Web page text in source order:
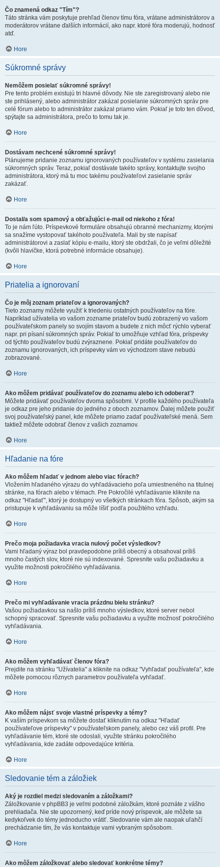
Čo znamená odkaz "Tím"?
Táto stránka vám poskytuje prehľad členov tímu fóra, vrátane administrátorov a
moderátorov vrátane ďalších informácií, ako napr. ktoré fóra moderujú, hodnosť
atď.
Hore
Súkromné správy
Nemôžem posielať súkromné správy!
Pre tento problém existujú tri hlavné dôvody. Nie ste zaregistrovaný alebo nie
ste prihlásený, alebo administrátor zakázal posielanie súkromných správ pre
celé fórum alebo to administrátor zakázal priamo vám. Pokiaľ je toto ten dôvod,
spýtajte sa administrátora, prečo to tomu tak je.
Hore
Dostávam nechcené súkromné správy!
Plánujeme pridanie zoznamu ignorovaných používateľov v systému zasielania
súkromných správ. Teraz, pokiaľ dostávate takéto správy, kontaktujte svojho
administrátora, ktorý má tu moc takému používateľovi zasielanie správ
zakázať.
Hore
Dostal/a som spamový a obťažujúci e-mail od niekoho z fóra!
To je nám ľúto. Príspevkové formuláre obsahujú obranné mechanizmy, ktorými
sa snažíme vystopovať takéhoto používateľa. Mali by ste napísať
administrátorovi a zaslať kópiu e-mailu, ktorý ste obdržali, čo je veľmi dôležité
(kvôli hlavičke, ktorá potrebné informácie obsahuje).
Hore
Priatelia a ignorovaní
Čo je môj zoznam priateľov a ignorovaných?
Tieto zoznamy môžete využiť k triedeniu ostatných používateľov na fóre.
Napríklad užívatelia vo vašom zozname priateľov budú zobrazený vo vašom
používateľskom panely so svojím stavom a budete z nich môcť rýchlo vyberať
napr. pri písaní súkromných správ. Pokiaľ to umožňuje vzhľad fóra, príspevky
od týchto používateľov budú zvýraznene. Pokiaľ pridáte používateľov do
zoznamu ignorovaných, ich príspevky vám vo východzom stave nebudú
zobrazované.
Hore
Ako môžem pridávať používateľov do zoznamu alebo ich odoberať?
Môžete pridávať používateľov dvoma spôsobmi. V profile každého používateľa
je odkaz pre jeho pridanie do jedného z oboch zoznamov. Ďalej môžete použiť
svoj používateľský panel, kde môžete priamo zadať používateľské mená. Sem
taktiež môžete odobrať členov z vašich zoznamov.
Hore
Hľadanie na fóre
Ako môžem hľadať v jednom alebo viac fórach?
Vložením hľadaného výrazu do vyhľadávacieho poľa umiestneného na titulnej
stránke, na fórach alebo v témach. Pre Pokročilé vyhľadávanie kliknite na
odkaz "Hľadať", ktorý je dostupný vo všetkých stránkach fóra. Spôsob, akým sa
pristupuje k vyhľadávaniu sa môže líšiť podľa použitého vzhľadu.
Hore
Prečo moja požiadavka vracia nulový počet výsledkov?
Vami hľadaný výraz bol pravdepodobne príliš obecný a obsahoval príliš
mnoho častých slov, ktoré nie sú indexované. Spresnite vašu požiadavku a
využite možnosti pokročilého vyhľadávania.
Hore
Prečo mi vyhľadávanie vracia prázdnu bielu stránku?
Vašou požiadavkou sa našlo príliš mnoho výsledkov, ktoré server nebol
schopný spracovať. Spresnite vašu požiadavku a využite možnosť pokročilého
vyhľadávania.
Hore
Ako môžem vyhľadávať členov fóra?
Prejdite na stránku "Užívatelia" a kliknite na odkaz "Vyhľadať používateľa", kde
môžete pomocou rôznych parametrov používateľa vyhľadať.
Hore
Ako môžem nájsť svoje vlastné príspevky a témy?
K vaším príspevkom sa môžete dostať kliknutím na odkaz "Hľadať
používateľove príspevky" v používateľskom panely, alebo cez váš profil. Pre
vyhľadávanie tém, ktoré ste odoslali, využite stránku pokročilého
vyhľadávania, kde zadáte odpovedajúce kritéria.
Hore
Sledovanie tém a záložiek
Aký je rozdiel medzi sledovaním a záložkami?
Záložkovanie v phpBB3 je veľmi podobné záložkám, ktoré poznáte z vášho
prehliadača. Nie ste upozornený, keď príde nový príspevok, ale môžete sa
kedykoľvek do témy jednoducho vrátiť. Sledovanie vám ale naopak uľahčí
prechádzanie tím, že vás kontaktuje vami vybraným spôsobom.
Hore
Ako môžem záložkovať alebo sledovať konkrétne témy?